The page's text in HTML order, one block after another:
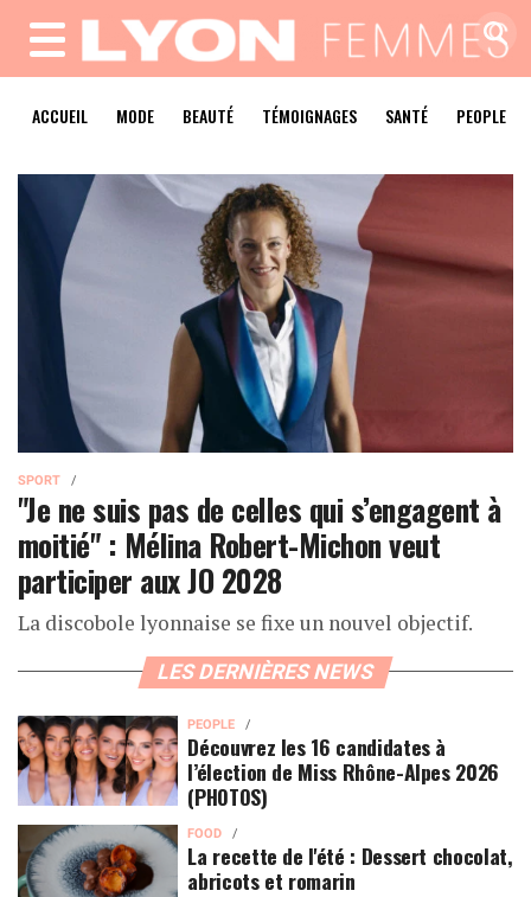
MENU
ACCUEIL MODE BEAUTÉ TÉMOIGNAGES SANTÉ PEOPLE
SPORT
"Je ne suis pas de celles qui s’engagent à
moitié" : Mélina Robert-Michon veut
participer aux JO 2028
La discobole lyonnaise se fixe un nouvel objectif.
LES DERNIÈRES NEWS
PEOPLE
Découvrez les 16 candidates à
l’élection de Miss Rhône-Alpes 2026
(PHOTOS)
FOOD
La recette de l'été : Dessert chocolat,
abricots et romarin